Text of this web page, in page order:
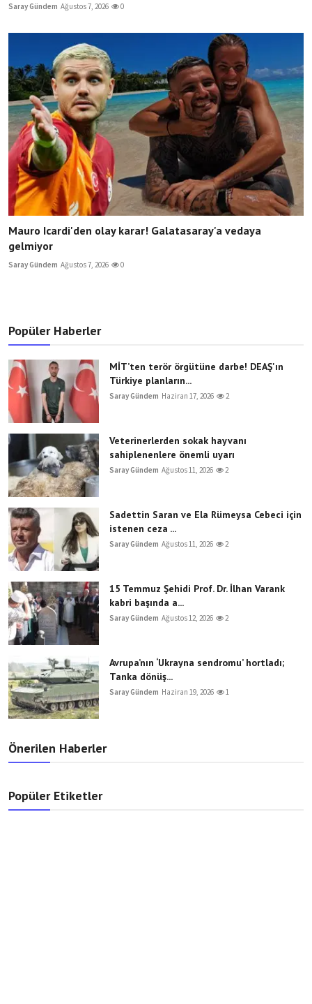
Saray Gündem Ağustos 7, 2026 0
Mauro Icardi'den olay karar! Galatasaray'a vedaya
gelmiyor
Saray Gündem Ağustos 7, 2026 0
Popüler Haberler
MİT’ten terör örgütüne darbe! DEAŞ'ın
Türkiye planların...
Saray Gündem Haziran 17, 2026 2
Veterinerlerden sokak hayvanı
sahiplenenlere önemli uyarı
Saray Gündem Ağustos 11, 2026 2
Sadettin Saran ve Ela Rümeysa Cebeci için
istenen ceza ...
Saray Gündem Ağustos 11, 2026 2
15 Temmuz Şehidi Prof. Dr. İlhan Varank
kabri başında a...
Saray Gündem Ağustos 12, 2026 2
Avrupa’nın ‘Ukrayna sendromu’ hortladı;
Tanka dönüş...
Saray Gündem Haziran 19, 2026 1
Önerilen Haberler
Popüler Etiketler